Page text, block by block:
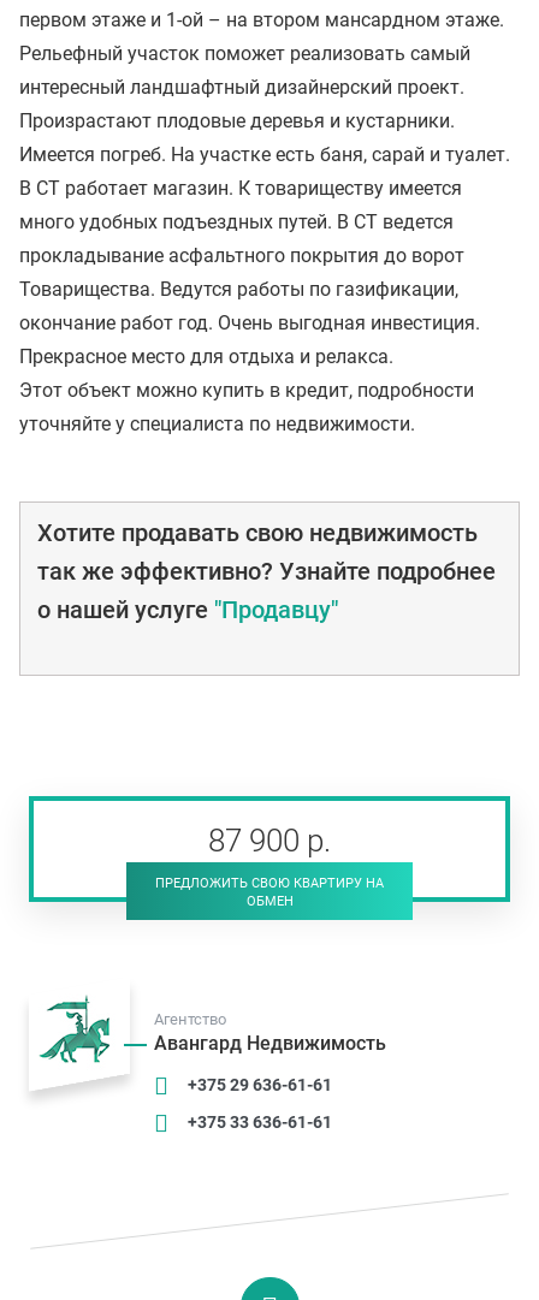
первом этаже и 1-ой – на втором мансардном этаже.
Рельефный участок поможет реализовать самый
интересный ландшафтный дизайнерский проект.
Произрастают плодовые деревья и кустарники.
Имеется погреб. На участке есть баня, сарай и туалет.
В СТ работает магазин. К товариществу имеется
много удобных подъездных путей. В СТ ведется
прокладывание асфальтного покрытия до ворот
Товарищества. Ведутся работы по газификации,
окончание работ год. Очень выгодная инвестиция.
Прекрасное место для отдыха и релакса.
Этот объект можно купить в кредит, подробности
уточняйте у специалиста по недвижимости.
Хотите продавать свою недвижимость
так же эффективно? Узнайте подробнее
о нашей услуге "Продавцу"
87 900 р.
ПРЕДЛОЖИТЬ СВОЮ КВАРТИРУ НА
ОБМЕН
Агентство
Авангард Недвижимость
+375 29 636-61-61
+375 33 636-61-61